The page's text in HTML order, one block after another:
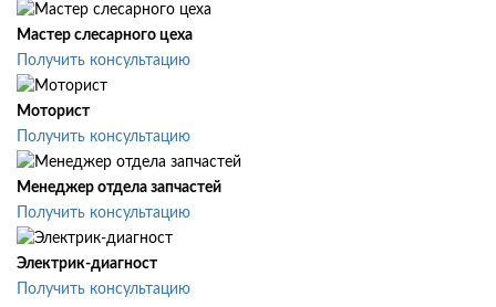
Мастер слесарного цеха
Получить консультацию
Моторист
Получить консультацию
Менеджер отдела запчастей
Получить консультацию
Электрик-диагност
Получить консультацию